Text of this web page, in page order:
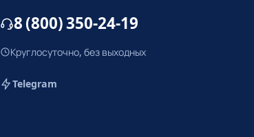
8 (800) 350-24-19
Круглосуточно, без выходных
Telegram